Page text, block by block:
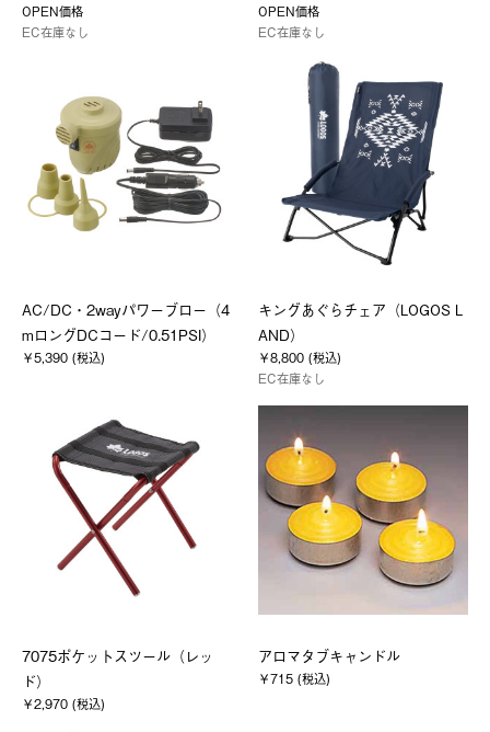
OPEN価格
EC在庫なし
OPEN価格
EC在庫なし
AC/DC・2wayパワーブロー（4
mロングDCコード/0.51PSI）
￥5,390 (税込)
キングあぐらチェア（LOGOS L
AND）
￥8,800 (税込)
EC在庫なし
7075ポケットスツール（レッ
ド）
￥2,970 (税込)
アロマタブキャンドル
￥715 (税込)